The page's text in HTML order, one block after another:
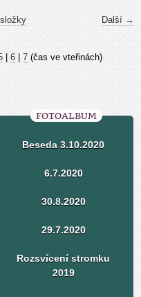
Další →
6 7 (čas ve vteřinách)
FOTOALBUM
Beseda 3.10.2020
6.7.2020
30.8.2020
29.7.2020
Rozsvícení stromku
2019